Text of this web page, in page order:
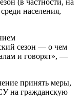
населения,
сезон — о чем
и говорят», —
принять меры,
на гражданскую